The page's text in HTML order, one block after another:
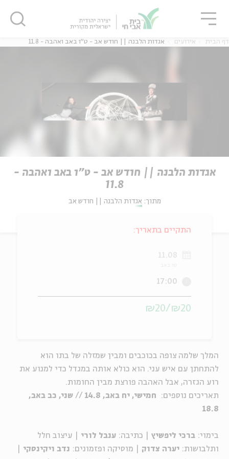
דף הבית אירועים אגדות הלבנה || חודש אב - ט"ו באב ואהבה - 11.8
אגדות הלבנה || חודש אב - ט"ו באב ואהבה -
11.8
מתוך: אגדות הלבנה || חודש אב
המלך שלמה צופה בכוכבים ומבין שמזלה של בתו הוא
להתחתן עם איש עני. הוא כולא אותה במגדל כדי למנוע את
רוע הגזרה, אבל האהבה פורצת מבין החומות.
תאריכים נוספים: חמישי, יח באב, 14.8 // שני, כב באב,
18.8
בימוי: ברכי ליפשיץ | כתיבה: ענבל לורי | עיצוב חלל
ותלבושות: יערה צדוק | מוסיקה ופזמונים: נדב ויקינסקי
התקיים בתאריך:
11.08
17:00
₪20/₪20
סגור